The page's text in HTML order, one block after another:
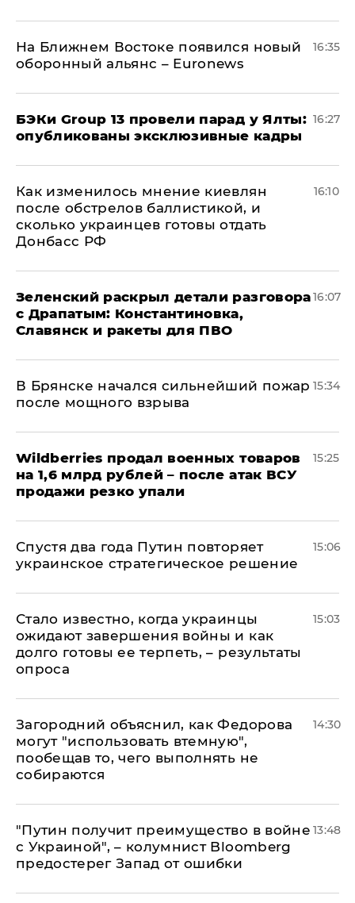
На Ближнем Востоке появился новый
оборонный альянс – Euronews
16:35
​БЭКи Group 13 провели парад у Ялты:
опубликованы эксклюзивные кадры
16:27
Как изменилось мнение киевлян
после обстрелов баллистикой, и
сколько украинцев готовы отдать
Донбасс РФ
16:10
​Зеленский раскрыл детали разговора
с Драпатым: Константиновка,
Славянск и ракеты для ПВО
16:07
В Брянске начался сильнейший пожар
после мощного взрыва
15:34
​Wildberries продал военных товаров
на 1,6 млрд рублей – после атак ВСУ
продажи резко упали
15:25
Спустя два года Путин повторяет
украинское стратегическое решение
15:06
Стало известно, когда украинцы
ожидают завершения войны и как
долго готовы ее терпеть, – результаты
опроса
15:03
Загородний объяснил, как Федорова
могут "использовать втемную",
пообещав то, чего выполнять не
собираются
14:30
"Путин получит преимущество в войне
с Украиной", – колумнист Bloomberg
предостерег Запад от ошибки
13:48